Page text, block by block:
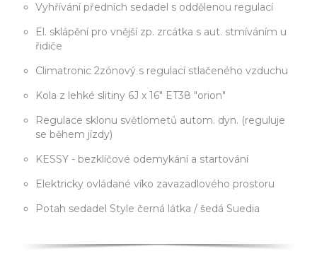
Vyhřívání předních sedadel s oddělenou regulací
El. sklápění pro vnější zp. zrcátka s aut. stmíváním u
řidiče
Climatronic 2zónový s regulací stlačeného vzduchu
Kola z lehké slitiny 6J x 16" ET38 "orion"
Regulace sklonu světlometů autom. dyn. (reguluje
se během jízdy)
KESSY - bezklíčové odemykání a startování
Elektricky ovládané víko zavazadlového prostoru
Potah sedadel Style černá látka / šedá Suedia